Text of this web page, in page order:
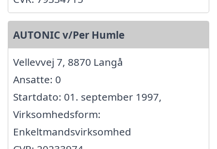
AUTONIC v/Per Humle
Vellevvej 7, 8870 Langå
Ansatte: 0
Startdato: 01. september 1997,
Virksomhedsform:
Enkeltmandsvirksomhed